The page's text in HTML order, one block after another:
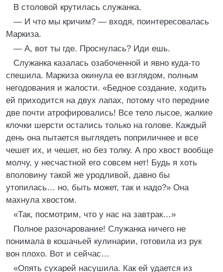
В столовой крутилась служанка.
— И что мы кричим? — входя, поинтересовалась
Маркиза.
— А, вот ты где. Проснулась? Иди ешь.
Служанка казалась озабоченной и явно куда-то
спешила. Маркиза окинула ее взглядом, полным
негодования и жалости. «Бедное создание, ходить
ей приходится на двух лапах, потому что передние
две почти атрофировались! Все тело лысое, жалкие
клочки шерсти остались только на голове. Каждый
день она пытается выглядеть поприличнее и все
чешет их, и чешет, но без толку. А про хвост вообще
молчу, у несчастной его совсем нет! Будь я хоть
вполовину такой же уродливой, давно бы
утопилась… но, быть может, так и надо?» Она
махнула хвостом.
«Так, посмотрим, что у нас на завтрак…»
Полное разочарование! Служанка ничего не
понимала в кошачьей кулинарии, готовила из рук
вон плохо. Вот и сейчас…
«Опять сухарей насушила. Как ей удается из